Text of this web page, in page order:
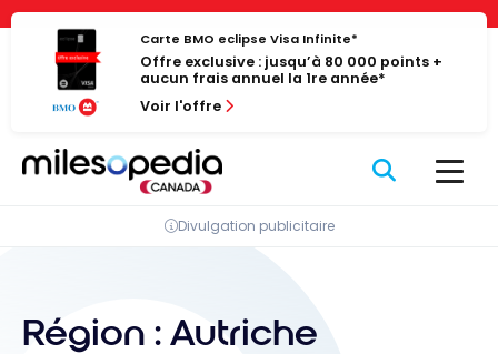
Panneau de gestion des cookies
Passer
contenu
Carte BMO eclipse Visa Infinite*
Offre exclusive : jusqu’à 80 000 points +
aucun frais annuel la 1re année*
Voir l'offre
Divulgation publicitaire
Région : Autriche